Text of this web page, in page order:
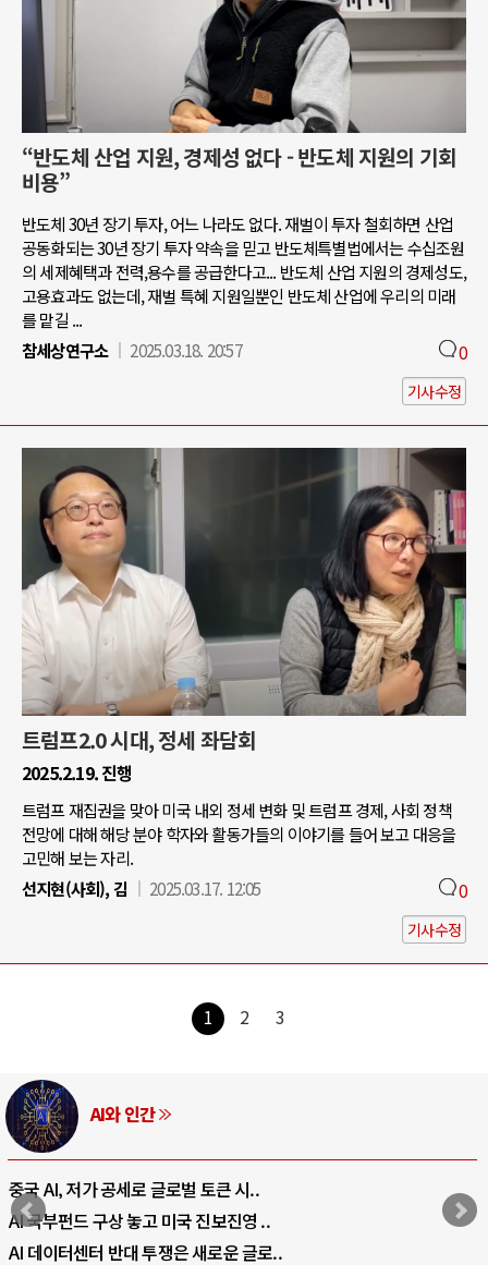
“반도체 산업 지원, 경제성 없다 - 반도체 지원의 기회
비용”
반도체 30년 장기 투자, 어느 나라도 없다. 재벌이 투자 철회하면 산업
공동화되는 30년 장기 투자 약속을 믿고 반도체특별법에서는 수십조원
의 세제혜택과 전력,용수를 공급한다고... 반도체 산업 지원의 경제성도,
고용효과도 없는데, 재벌 특혜 지원일뿐인 반도체 산업에 우리의 미래
를 맡길 ...
참세상연구소
2025.03.18. 20:57 0
기사수정
트럼프2.0 시대, 정세 좌담회
2025.2.19. 진행
트럼프 재집권을 맞아 미국 내외 정세 변화 및 트럼프 경제, 사회 정책
전망에 대해 해당 분야 학자와 활동가들의 이야기를 들어 보고 대응을
고민해 보는 자리.
선지현(사회), 김
2025.03.17. 12:05 0
기사수정
1 2 3
AI와 인간
중국 AI, 저가 공세로 글로벌 토큰 시..
AI 국부펀드 구상 놓고 미국 진보진영 ..
AI 데이터센터 반대 투쟁은 새로운 글로..